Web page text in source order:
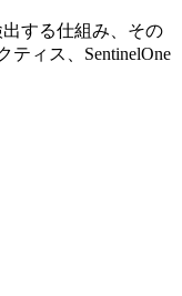
出する仕組み、その
ィス、SentinelOne